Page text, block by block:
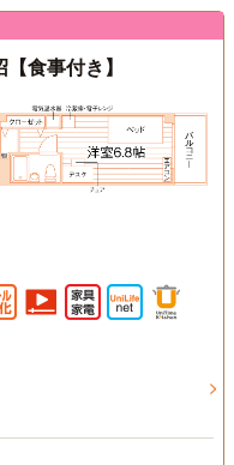
食事付き】